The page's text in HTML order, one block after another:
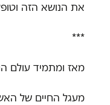
את הנושא הזה
***
מאז ומתמיד עולם
מעגל החיים של